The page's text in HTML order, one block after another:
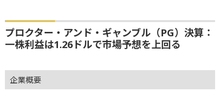
プロクター・アンド・ギャンブル（PG）決算：
一株利益は1.26ドルで市場予想を上回る
企業概要